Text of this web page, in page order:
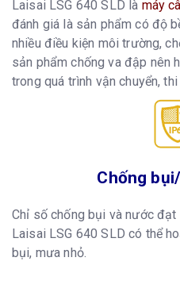
Laisai LSG 640 SLD là máy
đánh giá là sản phẩm có độ
nhiều điều kiện môi trường,
sản phẩm chống va đập nên
trong quá trình vận chuyển, thi
Chống
Chỉ số chống bụi và nước
Laisai LSG 640 SLD có thể
bụi, mưa nhỏ.